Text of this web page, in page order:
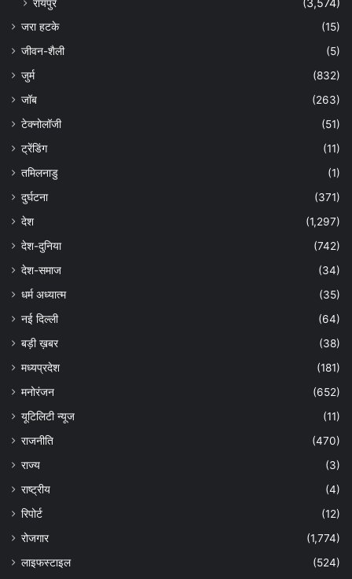
रायपुर
(3,574)
जरा हटके
(15)
जीवन-शैली
(5)
जुर्म
(832)
जॉब
(263)
टेक्नोलॉजी
(51)
ट्रेंडिंग
(11)
तमिलनाडु
(1)
दुर्घटना
(371)
देश
(1,297)
देश-दुनिया
(742)
देश-समाज
(34)
धर्म अध्यात्म
(35)
नई दिल्ली
(64)
बड़ी ख़बर
(38)
मध्यप्रदेश
(181)
मनोरंजन
(652)
यूटिलिटी न्यूज
(11)
राजनीति
(470)
राज्य
(3)
राष्ट्रीय
(4)
रिपोर्ट
(12)
रोजगार
(1,774)
लाइफस्टाइल
(524)